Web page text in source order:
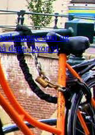
mange små og
dage, hvor vi